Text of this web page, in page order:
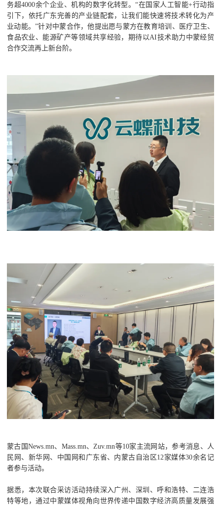
务超4000余个企业、机构的数字化转型。“在国家人工智能+行动指
引下，依托广东完善的产业链配套，让我们能快速将技术转化为产
业动能。”针对中蒙合作，他提出愿与蒙方在教育培训、医疗卫生、
食品农业、能源矿产等领域共享经验，期待以AI技术助力中蒙经贸
合作交流再上新台阶。
蒙古国News.mn、Mass.mn、Zuv.mn等10家主流网站，参考消息、人
民网、新华网、中国网和广东省、内蒙古自治区12家媒体30余名记
者参与活动。
据悉，本次联合采访活动持续深入广州、深圳、呼和浩特、二连浩
特等地，通过中蒙媒体视角向世界传递中国数字经济高质量发展强